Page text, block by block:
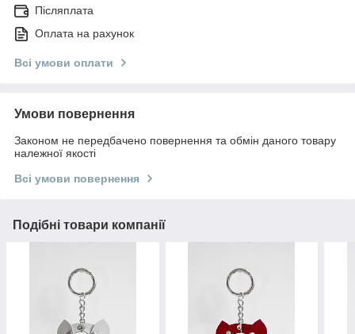
Післяплата
Оплата на рахунок
Всі умови оплати
Умови повернення
Законом не передбачено повернення та обмін даного товару
належної якості
Всі умови повернення
Подібні товари компанії